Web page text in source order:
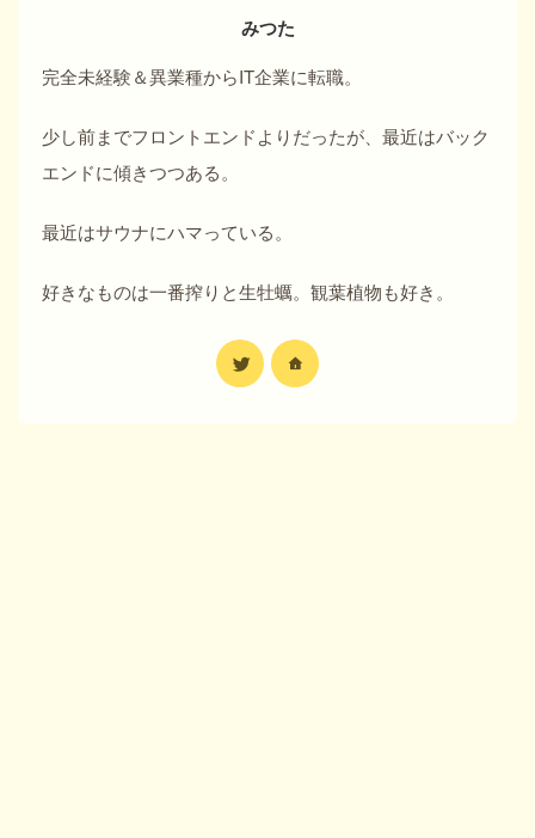
みつた
完全未経験＆異業種からIT企業に転職。
少し前までフロントエンドよりだったが、最近はバック
エンドに傾きつつある。
最近はサウナにハマっている。
好きなものは一番搾りと生牡蠣。観葉植物も好き。